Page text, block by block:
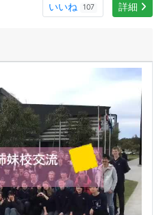
いいね 107 詳細